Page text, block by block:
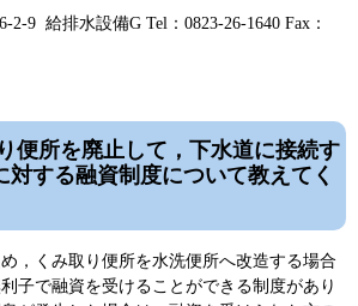
9 給排水設備G Tel：0823-26-1640 Fax：
便所を廃止して，下水道に接続す
対する融資制度について教えてく
，くみ取り便所を水洗便所へ改造する場合
子で融資を受けることができる制度があり